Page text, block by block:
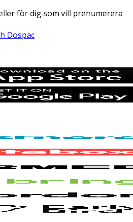
för dig som vill prenumerera
Dospac